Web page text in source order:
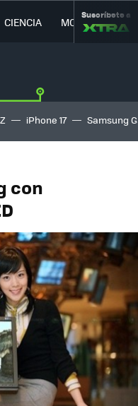
CIENCIA MOVILIDAD
Suscríbete a
iPhone 17 Samsung
con